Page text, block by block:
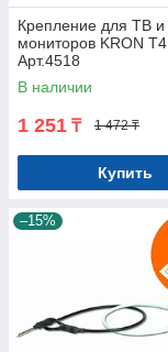
Крепление для ТВ и
мониторов KRON T4
Арт.4518
В наличии
1 251 ₸ 1 472 ₸
Купить
–15%